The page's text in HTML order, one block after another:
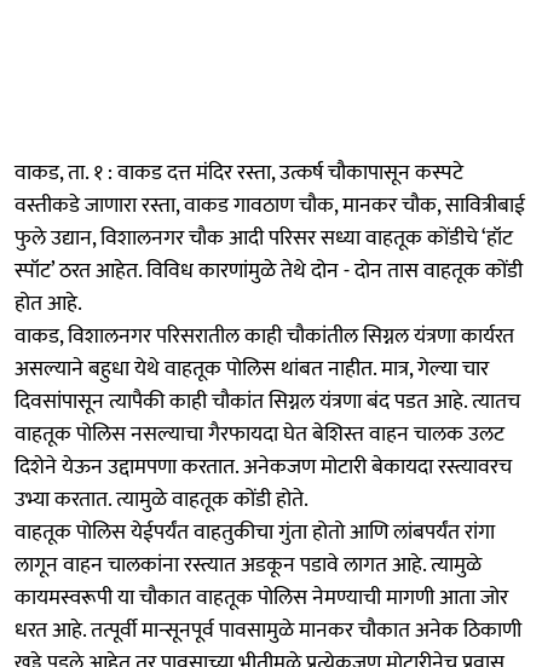
वाकड, ता. १ : वाकड दत्त मंदिर रस्ता, उत्कर्ष चौकापासून कस्पटे
वस्तीकडे जाणारा रस्ता, वाकड गावठाण चौक, मानकर चौक, सावित्रीबाई
फुले उद्यान, विशालनगर चौक आदी परिसर सध्या वाहतूक कोंडीचे ‘हॉट
स्पॉट’ ठरत आहेत. विविध कारणांमुळे तेथे दोन - दोन तास वाहतूक कोंडी
होत आहे.
वाकड, विशालनगर परिसरातील काही चौकांतील सिग्नल यंत्रणा कार्यरत
असल्याने बहुधा येथे वाहतूक पोलिस थांबत नाहीत. मात्र, गेल्या चार
दिवसांपासून त्यापैकी काही चौकांत सिग्नल यंत्रणा बंद पडत आहे. त्यातच
वाहतूक पोलिस नसल्याचा गैरफायदा घेत बेशिस्त वाहन चालक उलट
दिशेने येऊन उद्दामपणा करतात. अनेकजण मोटारी बेकायदा रस्त्यावरच
उभ्या करतात. त्यामुळे वाहतूक कोंडी होते.
वाहतूक पोलिस येईपर्यंत वाहतुकीचा गुंता होतो आणि लांबपर्यंत रांगा
लागून वाहन चालकांना रस्त्यात अडकून पडावे लागत आहे. त्यामुळे
कायमस्वरूपी या चौकात वाहतूक पोलिस नेमण्याची मागणी आता जोर
धरत आहे. तत्पूर्वी मान्सूनपूर्व पावसामुळे मानकर चौकात अनेक ठिकाणी